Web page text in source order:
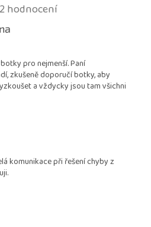
hodnocení
je 5 z 5 hvězdiček.
pro nejmenší. Paní
zkušeně doporučí botky, aby
a vždycky jsou tam všichni
je 5 z 5 hvězdiček.
komunikace při řešení chyby z
je 5 z 5 hvězdiček.